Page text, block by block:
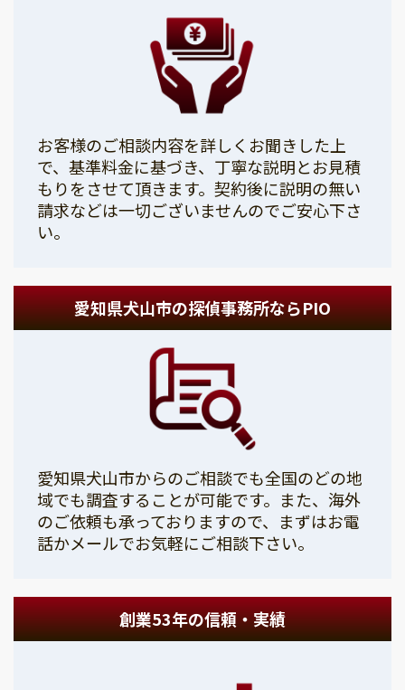
お客様のご相談内容を詳しくお聞きした上
で、基準料金に基づき、丁寧な説明とお見積
もりをさせて頂きます。契約後に説明の無い
請求などは一切ございませんのでご安心下さ
い。
愛知県犬山市の探偵事務所ならPIO
愛知県犬山市からのご相談でも全国のどの地
域でも調査することが可能です。また、海外
のご依頼も承っておりますので、まずはお電
話かメールでお気軽にご相談下さい。
創業53年の信頼・実績